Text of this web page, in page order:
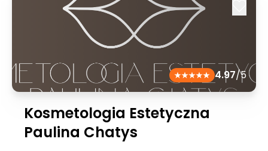
4.97/5
Kosmetologia Estetyczna
Paulina Chatys